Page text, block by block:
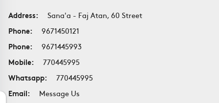
Address:
Sana'a - Faj Atan, 60 Street
Phone:
9671450121
Phone:
9671445993
Mobile:
770445995
Whatsapp:
770445995
Email:
Message Us